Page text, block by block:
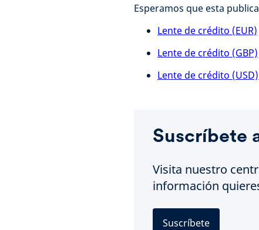
Esperamos que esta
Lente de crédito (EUR)
Lente de crédito (GBP)
Lente de crédito (USD)
Suscríbete
Visita nuestro
información
Suscríbete